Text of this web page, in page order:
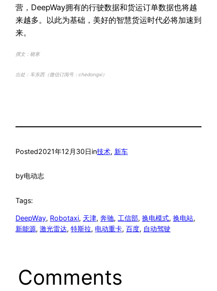
营，DeepWay拥有的行驶数据和货运订单数据也将越
来越多。以此为基础，美好的智慧货运时代必将加速到
来。
撰文：晓寒
出处：车东西（微信订阅号：chedongxi）
Posted2021年12月30日in技术, 新车
by电动志
Tags:
DeepWay, Robotaxi, 天津, 奔驰, 工信部, 换电模式, 换电站
新能源, 激光雷达, 特斯拉, 电动重卡, 百度, 自动驾驶
Comments